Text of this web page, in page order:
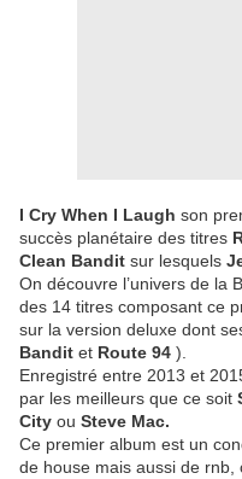
I Cry When I Laugh son
succès planétaire des titres
Clean Bandit sur lesquels
On découvre l’univers de la
des 14 titres composant ce
sur la version deluxe dont
Bandit et Route 94 ).
Enregistré entre 2013 et
par les meilleurs que ce soit
City ou Steve Mac.
Ce premier album est un
de house mais aussi de rnb,